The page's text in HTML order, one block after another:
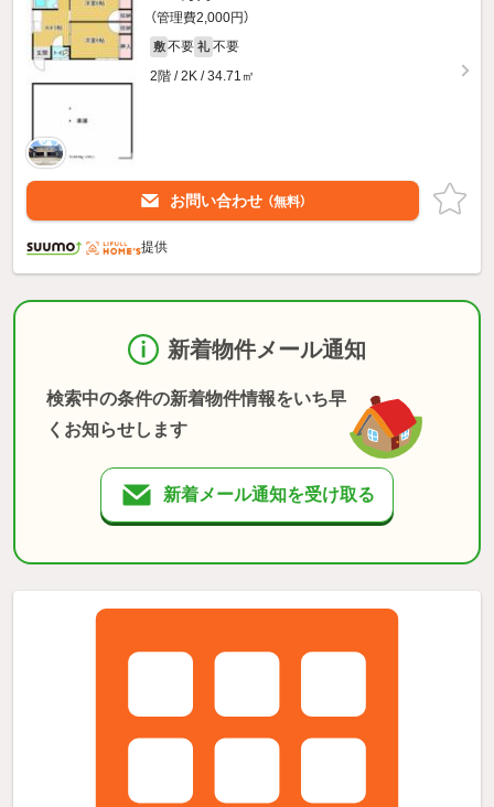
（管理費2,000円）
敷 不要 礼 不要
2階 / 2K / 34.71㎡
お問い合わせ （無料）
提供
新着物件メール通知
検索中の条件の新着物件情報をいち早
くお知らせします
新着メール通知を受け取る